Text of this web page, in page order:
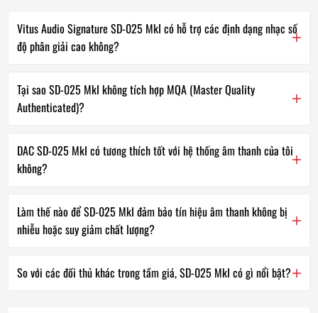
Vitus Audio Signature SD-025 MkI có hỗ trợ các định dạng nhạc số
độ phân giải cao không?
Tại sao SD-025 MkI không tích hợp MQA (Master Quality
Authenticated)?
DAC SD-025 MkI có tương thích tốt với hệ thống âm thanh của tôi
không?
Làm thế nào để SD-025 MkI đảm bảo tín hiệu âm thanh không bị
nhiễu hoặc suy giảm chất lượng?
So với các đối thủ khác trong tầm giá, SD-025 MkI có gì nổi bật?